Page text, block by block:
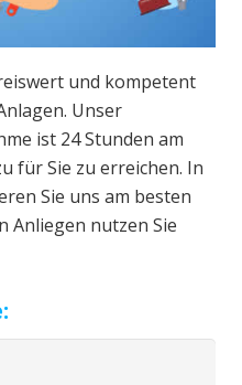
und kompetent
Unser
ist 24 Stunden am
für Sie zu erreichen. In
Sie uns am besten
Anliegen nutzen Sie